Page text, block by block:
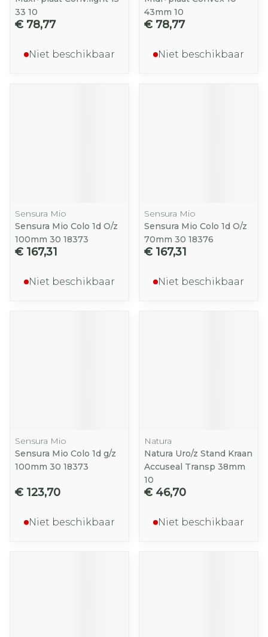
33 10
€ 78,77
Niet beschikbaar
43mm 10
€ 78,77
Niet beschikbaar
Sensura Mio
Sensura Mio Colo 1d O/z
100mm 30 18373
€ 167,31
Niet beschikbaar
Sensura Mio
Sensura Mio Colo 1d O/z
70mm 30 18376
€ 167,31
Niet beschikbaar
Sensura Mio
Sensura Mio Colo 1d g/z
100mm 30 18373
€ 123,70
Niet beschikbaar
Natura
Natura Uro/z Stand Kraan
Accuseal Transp 38mm
10
€ 46,70
Niet beschikbaar